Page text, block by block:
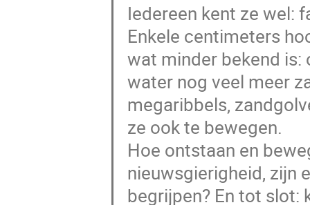
Iedereen kent ze wel:
Enkele centimeters
wat minder bekend is:
water nog veel meer
megaribbels,
ze ook te bewegen.
Hoe ontstaan en
nieuwsgierigheid, zijn
begrijpen? En tot slot: